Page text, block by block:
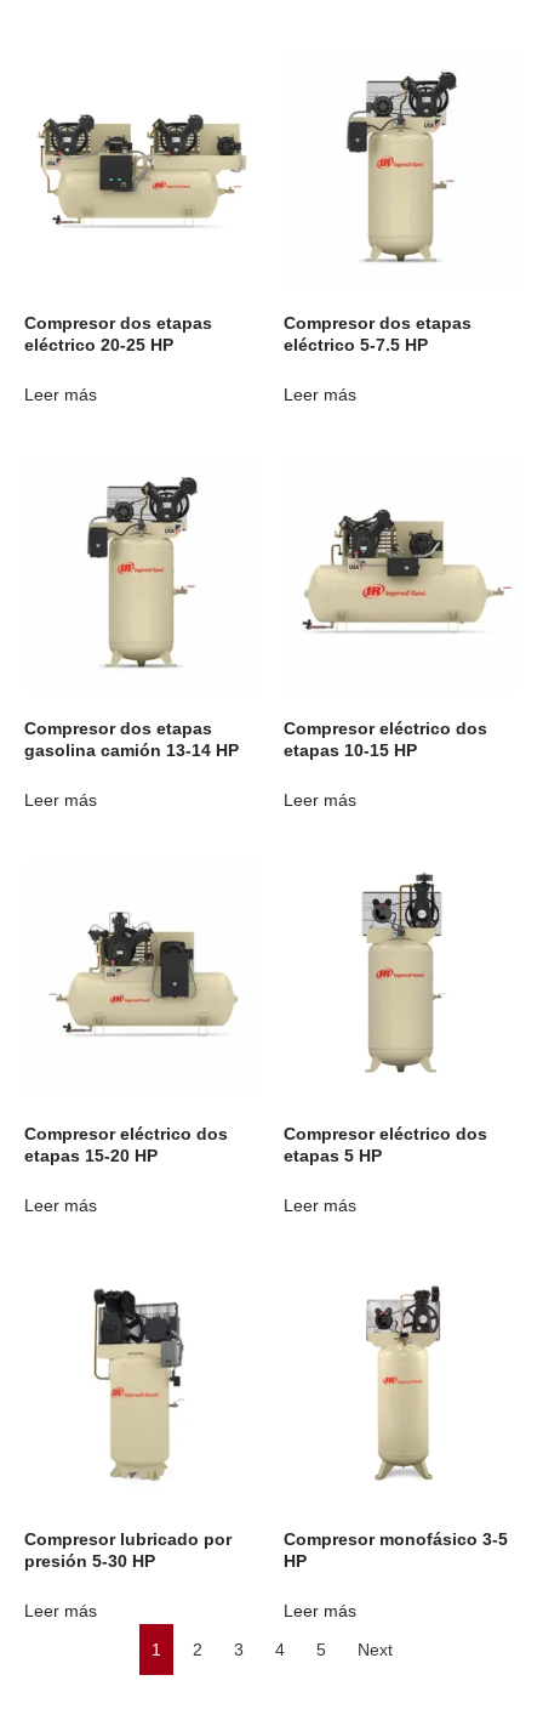
Compresor dos etapas
eléctrico 20-25 HP
Leer más
Compresor dos etapas
eléctrico 5-7.5 HP
Leer más
Compresor dos etapas
gasolina camión 13-14 HP
Leer más
Compresor eléctrico dos
etapas 10-15 HP
Leer más
Compresor eléctrico dos
etapas 15-20 HP
Leer más
Compresor eléctrico dos
etapas 5 HP
Leer más
Compresor lubricado por
presión 5-30 HP
Leer más
Compresor monofásico 3-5
HP
Leer más
1
2 3 4 5 Next